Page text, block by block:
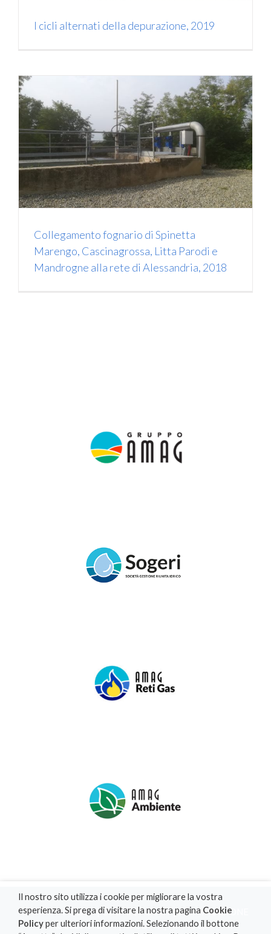
I cicli alternati della depurazione, 2019
Collegamento fognario di Spinetta
Marengo, Cascinagrossa, Litta Parodi e
Mandrogne alla rete di Alessandria, 2018
PRIVACY POLICY|COOKIE POLICY|DICHIARAZIONE
DI ACCESSIBILITA'|CREDITS| AMAG SpA - P.I.
Il nostro sito utilizza i cookie per migliorare la vostra
esperienza. Si prega di visitare la nostra pagina Cookie
Policyper ulteriori informazioni. Selezionando il bottone